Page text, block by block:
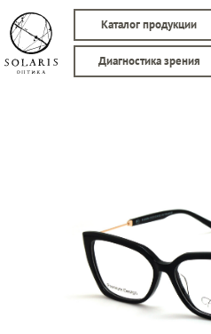
Каталог продукции
Диагностика зрения